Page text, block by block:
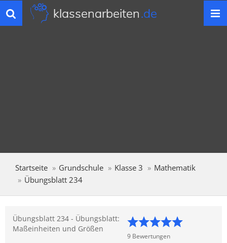
Toggle
navigation
klassenarbeiten.de
Startseite Grundschule Klasse 3
Mathematik
Übungsblatt 234
Übungsblatt 234 - Übungsblatt:
Maßeinheiten und Größen
9Bewertungen